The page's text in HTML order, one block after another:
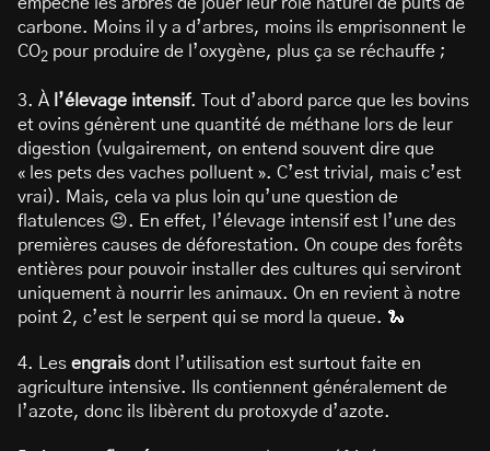
carbone. Moins il y a d’arbres, moins ils emprisonnent le
CO2 pour produire de l’oxygène, plus ça se réchauffe ;
3. À l’élevage intensif. Tout d’abord parce que les bovins
et ovins génèrent une quantité de méthane lors de leur
digestion (vulgairement, on entend souvent dire que
« les pets des vaches polluent ». C’est trivial, mais c’est
vrai). Mais, cela va plus loin qu’une question de
flatulences 😉. En effet, l’élevage intensif est l’une des
premières causes de déforestation. On coupe des forêts
entières pour pouvoir installer des cultures qui serviront
uniquement à nourrir les animaux. On en revient à notre
point 2, c’est le serpent qui se mord la queue. 🐍
4. Les engrais dont l’utilisation est surtout faite en
agriculture intensive. Ils contiennent généralement de
l’azote, donc ils libèrent du protoxyde d’azote.